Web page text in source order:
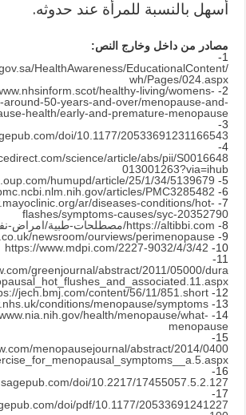
أسهل بالنسبة للمرأة عند حدوثه.
مصادر من داخل وخارج النص:
1-
HealthAwareness/EducationalContent/
wh/Pages/024.aspx
2-
healthy-living/womens-
around-50-years-and-over/menopause-and-
health/early-and-premature-menopause/
3-
doi/10.1177/20533691231166543
4-
science/article/abs/pii/S0016648
013001263?via=ihub
5-
humupd/article/25/1/34/5139679
6-
articles/PMC3285482/
7-
ar/diseases-conditions/hot-
flashes/symptoms-causes/syc-20352790
8-
https://altibbi.com/مصطلحات-طبية/امراض-نفسية/تحول-المزاج
9-
newsroom/ourviews/perimenopause
10-
https://www.mdpi.com/2227-9032/4/3/42
11-
greenjournal/abstract/2011/05000/dura
12-
jech.bmj.com/content/56/11/851.short
13-
conditions/menopause/symptoms/
14-
health/menopause/what-
menopause
15-
menopausejournal/abstract/2014/0400
16-
doi/10.2217/17455057.5.2.127
17-
doi/pdf/10.1177/20533691241227